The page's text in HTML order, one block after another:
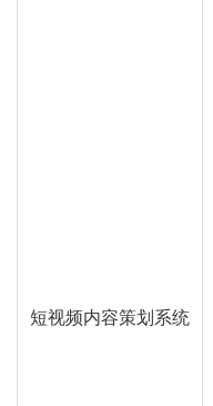
短视频内容策划系统